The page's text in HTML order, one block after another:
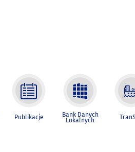
Publikacje Bank Danych
Lokalnych